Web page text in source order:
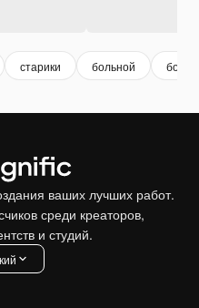
старики больной
ваших лучших работ.
среди креаторов,
и студий.